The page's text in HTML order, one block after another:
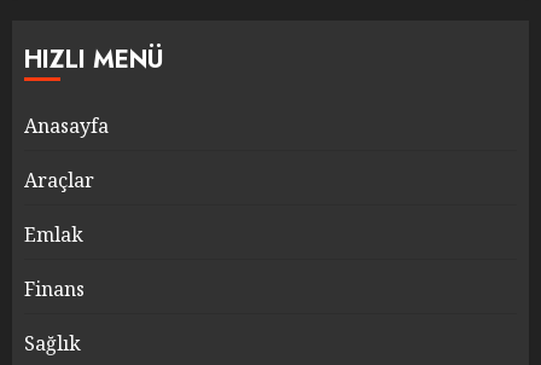
HIZLI MENÜ
Anasayfa
Araçlar
Emlak
Finans
Sağlık